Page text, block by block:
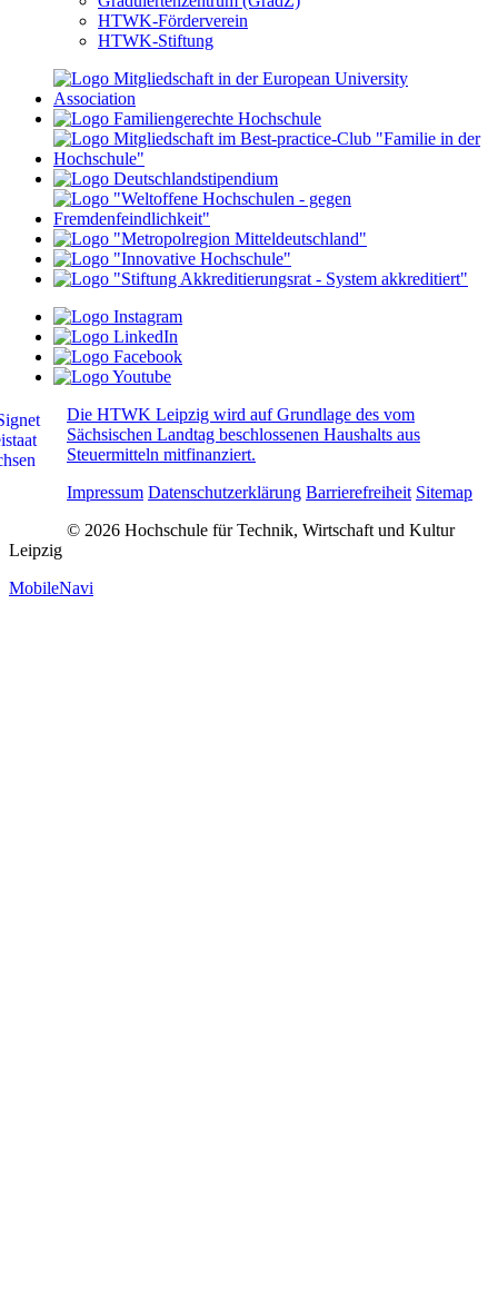
HTWK-Förderverein
HTWK-Stiftung
Die HTWK Leipzig wird auf Grundlage des vom
Sächsischen Landtag beschlossenen Haushalts aus
Steuermitteln mitfinanziert.
Impressum Datenschutzerklärung Barrierefreiheit Sitemap
© 2026 Hochschule für Technik, Wirtschaft und Kultur
Leipzig
MobileNavi